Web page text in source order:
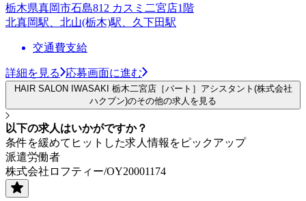
栃木県真岡市石島812 カスミ二宮店1階
北真岡駅、北山(栃木)駅、久下田駅
交通費支給
詳細を見る 応募画面に進む
HAIR SALON IWASAKI 栃木二宮店［パート］アシスタント(株式会社
ハクブン)のその他の求人を見る
以下の求人はいかがですか？
条件を緩めてヒットした求人情報をピックアップ
派遣労働者
株式会社ロフティー/OY20001174